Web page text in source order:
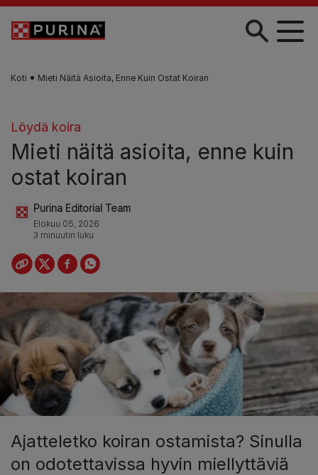
Skip to main content
Koti Mieti Näitä Asioita, Enne Kuin Ostat Koiran
Löydä koira
Mieti näitä asioita, enne kuin
ostat koiran
Purina Editorial Team
Elokuu 05, 2026
3 minuutin luku
Ajatteletko koiran ostamista? Sinulla
on odotettavissa hyvin miellyttäviä